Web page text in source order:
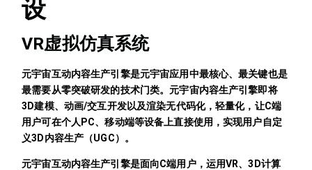
设
VR虚拟仿真系统
元宇宙互动内容生产引擎是元宇宙应用中最核心、最关键也是
最需要从零突破研发的技术门类。元宇宙内容生产引擎即将
3D建模、动画/交互开发以及渲染无代码化，轻量化，让C端
用户可在个人PC、移动端等设备上直接使用，实现用户自定
义3D内容生产（UGC）。
元宇宙互动内容生产引擎是面向C端用户，运用VR、3D计算